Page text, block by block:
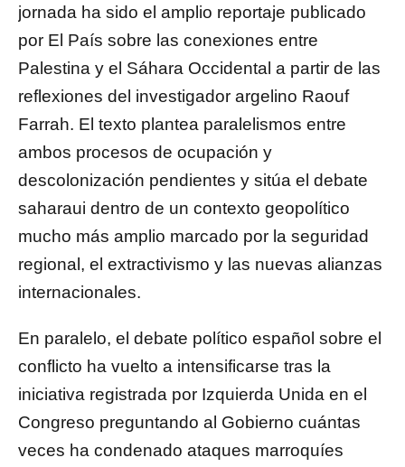
jornada ha sido el amplio reportaje publicado
por El País sobre las conexiones entre
Palestina y el Sáhara Occidental a partir de las
reflexiones del investigador argelino Raouf
Farrah. El texto plantea paralelismos entre
ambos procesos de ocupación y
descolonización pendientes y sitúa el debate
saharaui dentro de un contexto geopolítico
mucho más amplio marcado por la seguridad
regional, el extractivismo y las nuevas alianzas
internacionales.
En paralelo, el debate político español sobre el
conflicto ha vuelto a intensificarse tras la
iniciativa registrada por Izquierda Unida en el
Congreso preguntando al Gobierno cuántas
veces ha condenado ataques marroquíes